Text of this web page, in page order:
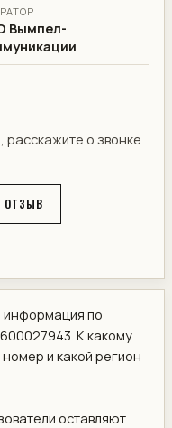
Вымпел-
расскажите о звонке
ОТЗЫВ
по
К какому
и какой регион
оставляют